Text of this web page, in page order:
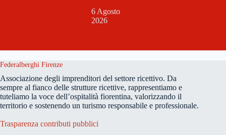
6 Agosto
2026
Federalberghi Firenze
Associazione degli imprenditori del settore ricettivo. Da
sempre al fianco delle strutture ricettive, rappresentiamo e
tuteliamo la voce dell’ospitalità fiorentina, valorizzando il
territorio e sostenendo un turismo responsabile e professionale.
Trasparenza contributi pubblici